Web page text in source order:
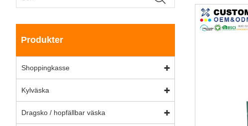
Produkter
Shoppingkasse
Kylväska
Dragsko / hopfällbar väska